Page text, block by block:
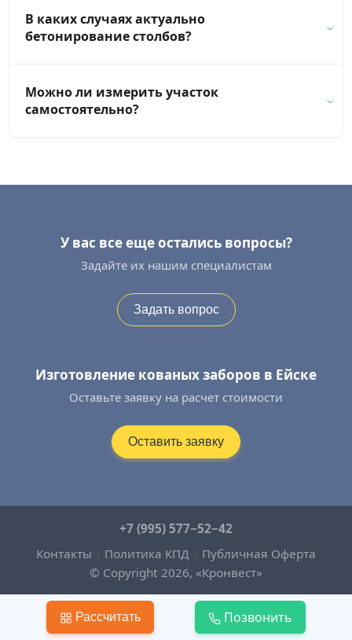
В каких случаях актуально
бетонирование столбов?
Можно ли измерить участок
самостоятельно?
У вас все еще остались вопросы?
Задайте их нашим специалистам
Задать вопрос
Изготовление кованых заборов в Ейске
Оставьте заявку на расчет стоимости
Оставить заявку
© Copyright 2026, «Кронвест»
+7 (995) 577−52−42
Контакты
Политика КПД Публичная Оферта
Рассчитать Позвонить